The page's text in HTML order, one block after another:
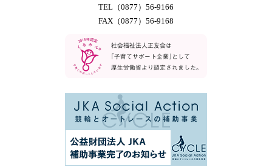
TEL（0877）56-9166
FAX（0877）56-9168